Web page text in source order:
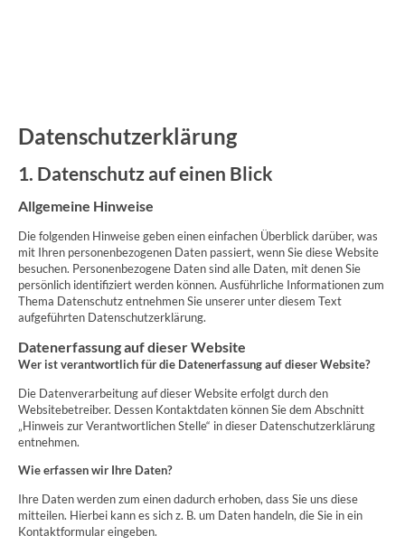
Datenschutzerklärung
1. Datenschutz auf einen Blick
Allgemeine Hinweise
Die folgenden Hinweise geben einen einfachen Überblick darüber, was
mit Ihren personenbezogenen Daten passiert, wenn Sie diese Website
besuchen. Personenbezogene Daten sind alle Daten, mit denen Sie
persönlich identifiziert werden können. Ausführliche Informationen zum
Thema Datenschutz entnehmen Sie unserer unter diesem Text
aufgeführten Datenschutzerklärung.
Datenerfassung auf dieser Website
Wer ist verantwortlich für die Datenerfassung auf dieser Website?
Die Datenverarbeitung auf dieser Website erfolgt durch den
Websitebetreiber. Dessen Kontaktdaten können Sie dem Abschnitt
„Hinweis zur Verantwortlichen Stelle“ in dieser Datenschutzerklärung
entnehmen.
Wie erfassen wir Ihre Daten?
Ihre Daten werden zum einen dadurch erhoben, dass Sie uns diese
mitteilen. Hierbei kann es sich z. B. um Daten handeln, die Sie in ein
Kontaktformular eingeben.